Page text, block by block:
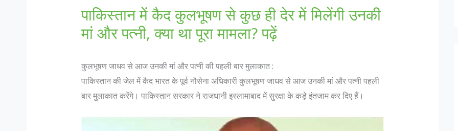
पाकिस्तान में कैद कुलभूषण से कुछ ही देर में मिलेंगी उनकी
मां और पत्नी, क्या था पूरा मामला? पढ़ें
कुलभूषण जाधव से आज उनकी मां और पत्नी की पहली बार मुलाकात :
पाकिस्तान की जेल में कैद भारत के पूर्व नौसेना अधिकारी कुलभूषण जाधव से आज उनकी मां और पत्नी पहली
बार मुलाकात करेंगे। पाकिस्तान सरकार ने राजधानी इस्लामाबाद में सुरक्षा के कड़े इंतजाम कर दिए हैं।